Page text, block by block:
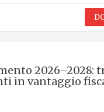
2026–2028:
in vantaggio